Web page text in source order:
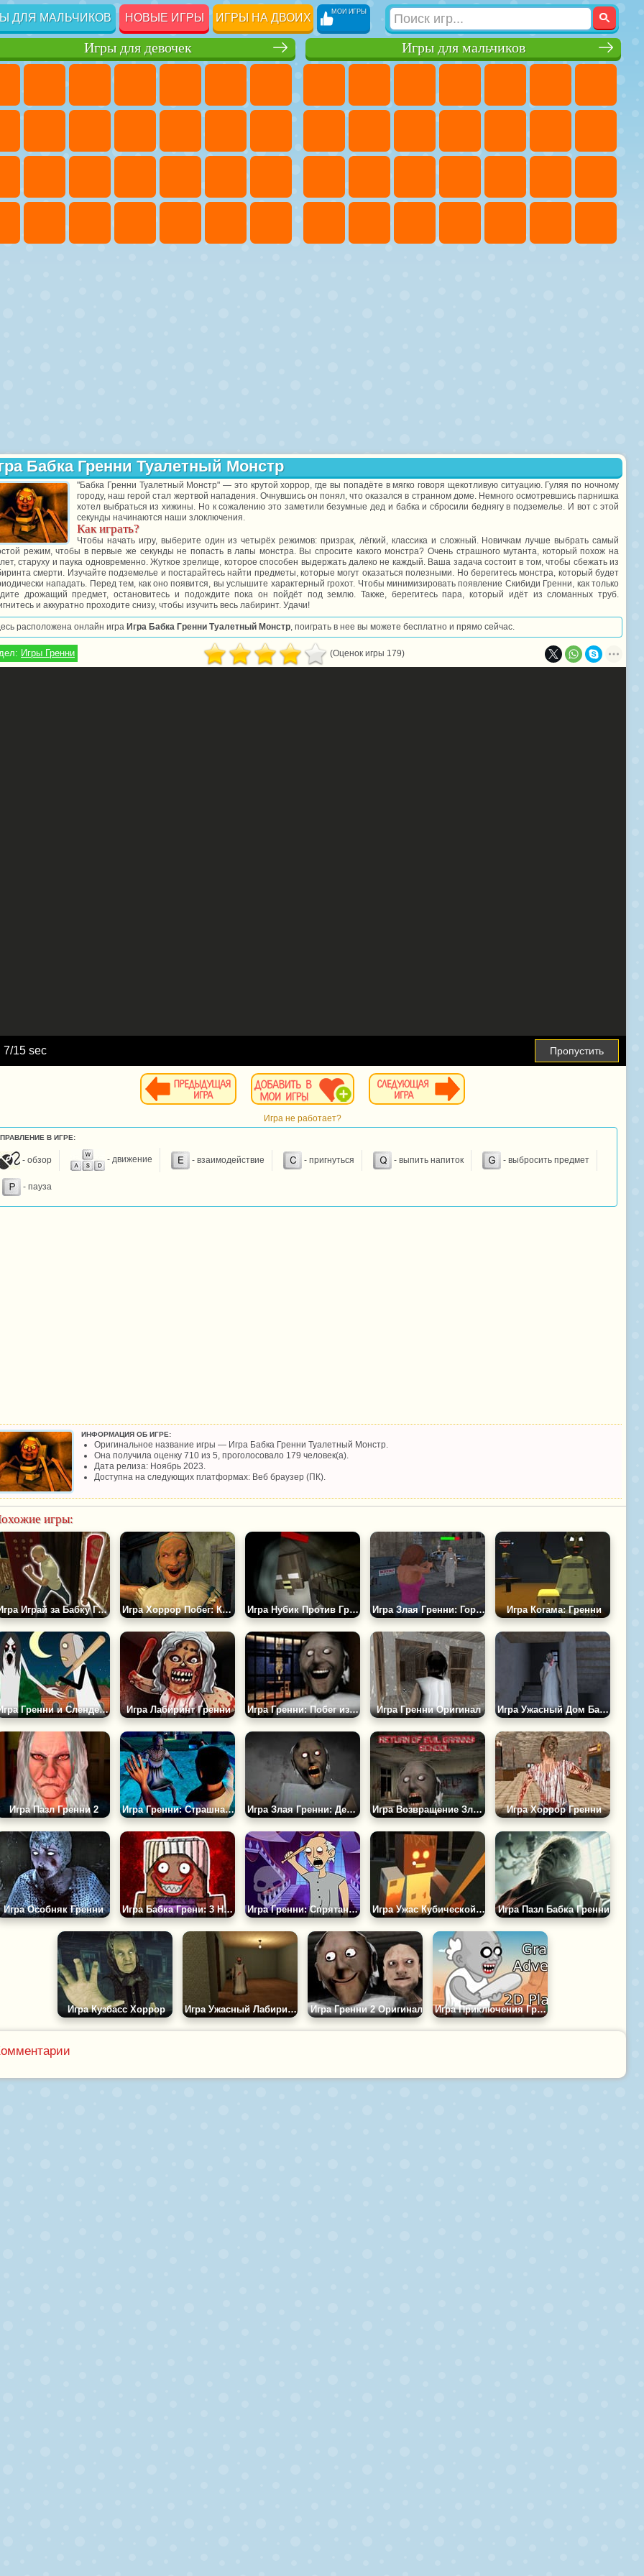
ДЛЯ МАЛЬЧИКОВ НОВЫЕ ИГРЫ ИГРЫ НА ДВОИХ МОИ ИГРЫ
Игры для мальчиков
Игры для девочек
Бабка Гренни Туалетный Монстр
"Бабка Гренни Туалетный Монстр" — это крутой хоррор, где вы попадёте в мягко говоря щекотливую ситуацию. Гуляя по ночному
городу, наш герой стал жертвой нападения. Очнувшись он понял, что оказался в странном доме. Немного осмотревшись парнишка
хотел выбраться из хижины. Но к сожалению это заметили безумные дед и бабка и сбросили беднягу в подземелье. И вот с этой
секунды начинаются наши злоключения.
Как играть?
Чтобы начать игру, выберите один из четырёх режимов: призрак, лёгкий, классика и сложный. Новичкам лучше выбрать самый
режим, чтобы в первые же секунды не попасть в лапы монстра. Вы спросите какого монстра? Очень страшного мутанта, который похож на
старуху и паука одновременно. Жуткое зрелище, которое способен выдержать далеко не каждый. Ваша задача состоит в том, чтобы сбежать из
смерти. Изучайте подземелье и постарайтесь найти предметы, которые могут оказаться полезными. Но берегитесь монстра, который будет
нападать. Перед тем, как оно появится, вы услышите характерный грохот. Чтобы минимизировать появление Скибиди Гренни, как только
дрожащий предмет, остановитесь и подождите пока он пойдёт под землю. Также, берегитесь пара, который идёт из сломанных труб.
и аккуратно проходите снизу, чтобы изучить весь лабиринт. Удачи!
расположена онлайн игра Игра Бабка Гренни Туалетный Монстр, поиграть в нее вы можете бесплатно и прямо сейчас.
Игры Гренни (Оценок игры 179)
8/15 sec Пропустить
Игра не работает?
В ИГРЕ:
- обзор - движение - взаимодействие - пригнуться - выпить напиток - выбросить предмет
- пауза
ИНФОРМАЦИЯ ОБ ИГРЕ:
Оригинальное название игры — Игра Бабка Гренни Туалетный Монстр.
Она получила оценку 710 из 5, проголосовало 179 человек(а).
Дата релиза: Ноябрь 2023.
Доступна на следующих платформах: Веб браузер (ПК).
игры:
Игра Играй за Бабку Гренни Игра Хоррор Побег: Комната Гренни Игра Нубик Против Гренни Игра Злая Гренни: Городской Террор Игра Когама: Гренни
Игра Гренни и Слендерина Игра Лабиринт Гренни Игра Гренни: Побег из Тюрьмы Игра Гренни Оригинал Игра Ужасный Дом Бабки Гренни
Игра Пазл Гренни 2 Игра Гренни: Страшная История Игра Злая Гренни: Деревня Кошмаров Игра Возвращение Злой Гренни: Школа Игра Хоррор Гренни
Игра Особняк Гренни Игра Бабка Грени: 3 Ночи на Побег Игра Гренни: Спрятанные Черепа Игра Ужас Кубической Гренни Игра Пазл Бабка Гренни
Игра Кузбасс Хоррор Игра Ужасный Лабиринт Бабки Гренни Игра Гренни 2 Оригинал Игра Приключения Гренни - 2D-Платформер